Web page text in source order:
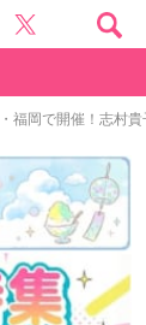
福岡で開催！志村